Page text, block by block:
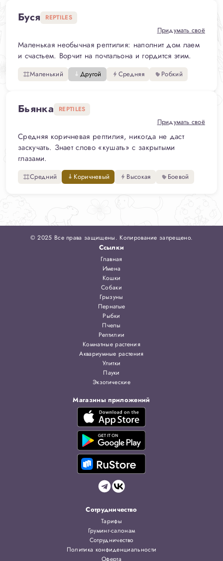
Буся REPTILES
Придумать своё
Маленькая необычная рептилия: наполнит дом лаем
и счастьем. Ворчит на почтальона и гордится этим.
Маленький Другой Средняя Робкий
Бьянка REPTILES
Придумать своё
Средняя коричневая рептилия, никогда не даст
заскучать. Знает слово «кушать» с закрытыми
глазами.
Средний Коричневый Высокая Боевой
© 2025 Все права защищены. Копирование запрещено.
Ссылки
Главная
Имена
Кошки
Собаки
Грызуны
Пернатые
Рыбки
Пчелы
Рептилии
Комнатные растения
Аквариумные растения
Улитки
Пауки
Экзотические
Магазины приложений
Сотрудничество
Тарифы
Груминг-салонам
Сотрудничество
Политика конфиденциальности
Оферта